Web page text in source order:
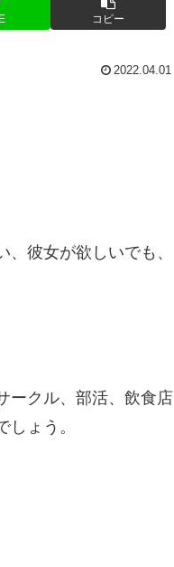
コピー
2022.04.01
彼女が欲しいでも、
ークル、部活、飲食店
ょう。